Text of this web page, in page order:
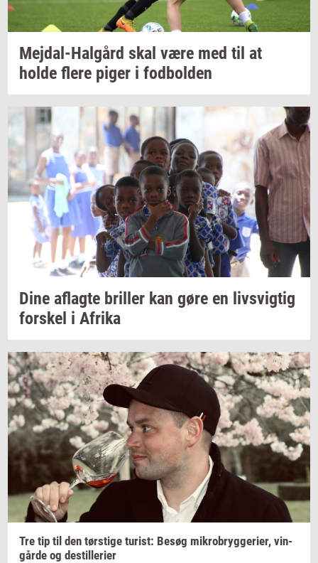
Mejdal-​Halgård skal være med til at
holde flere piger i fod­bol­den
Dine af­lag­te bril­ler kan gøre en livsvig­tig
for­skel i Afri­ka
Tre tip til den tørsti­ge turist: Besøg mi­kro­bryg­ge­ri­er, vin­
går­de og destil­le­ri­er